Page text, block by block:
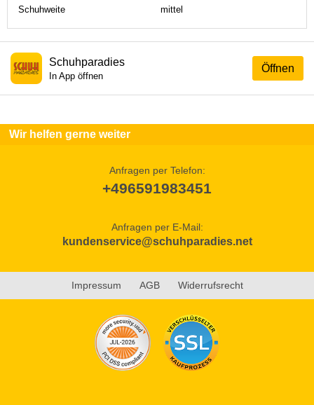
Schuhweite
mittel
Öffnen
Schuhparadies
In App öffnen
Wir helfen gerne weiter
Anfragen per Telefon:
+496591983451
Anfragen per E-Mail:
kundenservice@schuhparadies.net
Impressum AGB Widerrufsrecht